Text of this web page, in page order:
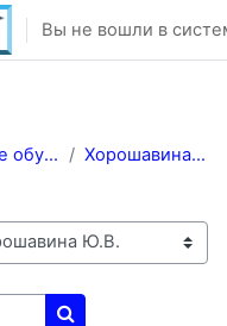
Вы не вошли в
Дистанционное обучение Хорошавина Ю.В.